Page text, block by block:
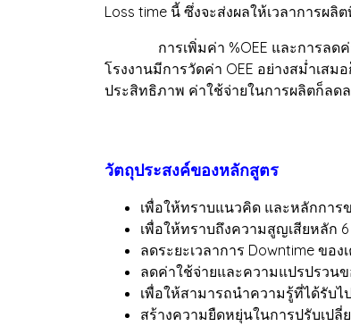
Loss time นี้ ซึ่งจะส่งผลให้เวลาการผ
การเพิ่มค่า %OEE และการลดค่า
โรงงานมีการวัดค่า OEE อย่างสม่ำเส
ประสิทธิภาพ ค่าใช้จ่ายในการผลิตก็ลด
วัตถุประสงค์ของหลักสูตร
เพื่อให้ทราบแนวคิด และหลักการ
เพื่อให้ทราบถึงความสูญเสียหลัก
ลดระยะเวลาการ Downtime ของ
ลดค่าใช้จ่ายและความแปรปรวน
เพื่อให้สามารถนำความรู้ที่ได้รับไ
สร้างความยืดหยุ่นในการปรับเป